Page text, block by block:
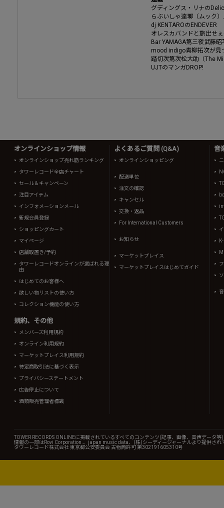
グディングス・リナの
らぶいしゃ――逹瑯（ムック
dj KENTAROのENDEVER
オレスカバンドと旅出せ
Bar YAMAGA第三夜――武藤
mood indigo――青柳拓次が
踏切次第――次松大助（The
UJTのマンガDROP!
オンラインショップ情報
オンラインショップ売れ筋ランキング
タワーレコード全店チャート
セール＆キャンペーン
注目アイテム
インフォメーションメール
新規会員登録
ショッピングカート
マイページ
店舗取置き/予約
タワーレコードオンラインが選ばれる理
由
はじめてのお客様へ
欲しい物リストの使い方
コレクション機能の使い方
規約、その他
メンバーズ利用規約
オンライン利用規約
マーケットプレイス利用規約
特定商取引法に基づく表示
プライバシーステートメント
広告停止について
酒類販売管理者標識
よくあるご質問 (Q&A)
オンラインショッピング
配送単位
注文の確認
キャンセル
交換・返品
For International Customers
お知らせ
マーケットプレイス
マーケットプレイスはじめてガイド
音
TOWER RECORDS ONLINEに掲載されているすべてのコンテンツ(記事、画像、音声データ
情報の一部はRovi Corporation.、japan music data、(株)シーディージャーナルより提供され
タワーレコード株式会社 東京都公安委員会 古物商許可 第302191605310号